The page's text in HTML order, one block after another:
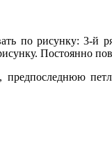
по рисунку: 3-й
Постоянно